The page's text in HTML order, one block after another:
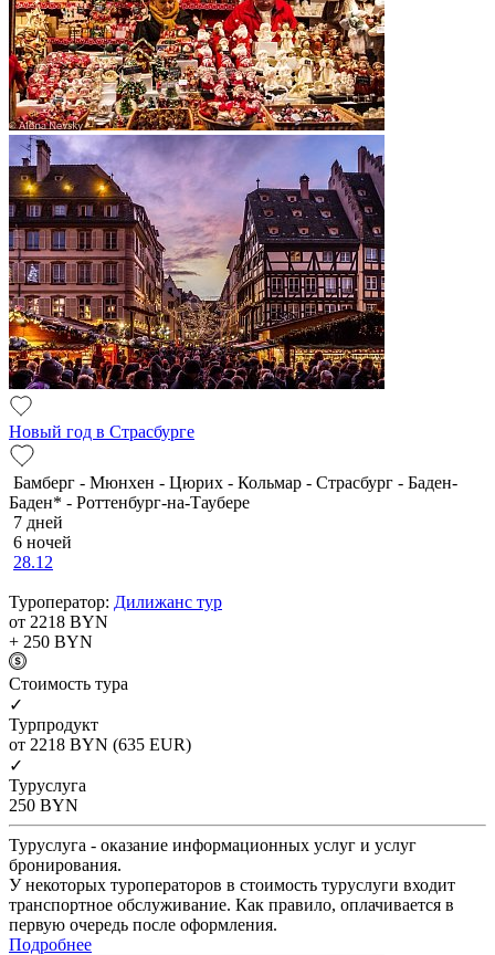
Новый год в Страсбурге
Бамберг - Мюнхен - Цюрих - Кольмар - Страсбург - Баден-
Баден* - Роттенбург-на-Таубере
7 дней
6 ночей
28.12
Туроператор: Дилижанс тур
от 2218 BYN
+ 250 BYN
Cтоимость тура
✓
Турпродукт
от 2218 BYN (635 EUR)
✓
Туруслуга
250 BYN
Туруслуга - оказание информационных услуг и услуг
бронирования.
У некоторых туроператоров в стоимость туруслуги входит
транспортное обслуживание. Как правило, оплачивается в
первую очередь после оформления.
Подробнее